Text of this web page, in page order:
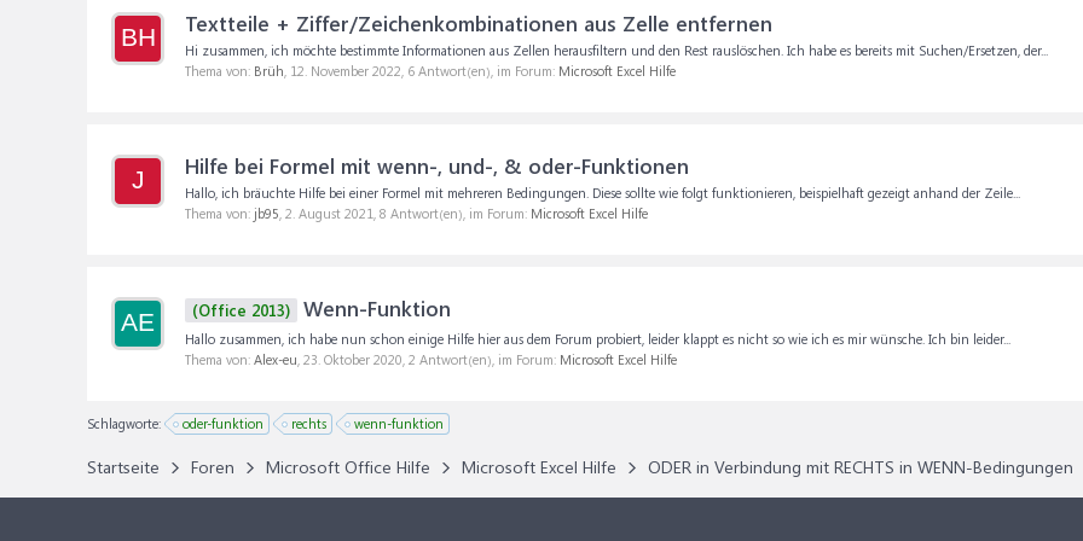
BH Textteile + Ziffer/Zeichenkombinationen aus Zelle entfernen
Hi zusammen, ich möchte bestimmte Informationen aus Zellen herausfiltern und den Rest rauslöschen. Ich habe es bereits mit Suchen/Ersetzen, der...
Thema von: Brüh, 12. November 2022, 6 Antwort(en), im Forum: Microsoft Excel Hilfe
J Hilfe bei Formel mit wenn-, und-, & oder-Funktionen
Hallo, ich bräuchte Hilfe bei einer Formel mit mehreren Bedingungen. Diese sollte wie folgt funktionieren, beispielhaft gezeigt anhand der Zeile...
Thema von: jb95, 2. August 2021, 8 Antwort(en), im Forum: Microsoft Excel Hilfe
AE (Office 2013) Wenn-Funktion
Hallo zusammen, ich habe nun schon einige Hilfe hier aus dem Forum probiert, leider klappt es nicht so wie ich es mir wünsche. Ich bin leider...
Thema von: Alex-eu, 23. Oktober 2020, 2 Antwort(en), im Forum: Microsoft Excel Hilfe
Schlagworte: oder-funktion rechts wenn-funktion
Startseite Foren Microsoft Office Hilfe Microsoft Excel Hilfe ODER in Verbindung mit RECHTS in WENN-Bedingungen